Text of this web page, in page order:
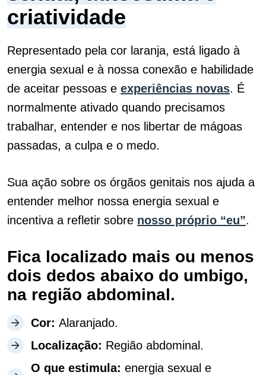
criatividade
Representado pela cor laranja, está ligado à
energia sexual e à nossa conexão e habilidade
de aceitar pessoas e experiências novas. É
normalmente ativado quando precisamos
trabalhar, entender e nos libertar de mágoas
passadas, a culpa e o medo.
Sua ação sobre os órgãos genitais nos ajuda a
entender melhor nossa energia sexual e
incentiva a refletir sobre nosso próprio “eu”.
Fica localizado mais ou menos
dois dedos abaixo do umbigo,
na região abdominal.
Cor: Alaranjado.
Localização: Região abdominal.
O que estimula: energia sexual e